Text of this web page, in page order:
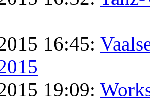
16:45:
19:09: